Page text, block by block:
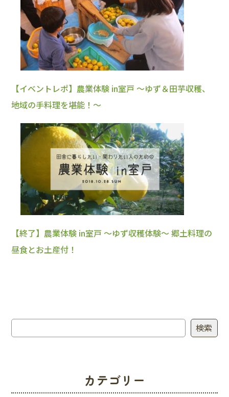
【イベントレポ】農業体験 in室戸 ～ゆず＆田芋収穫、
地域の手料理を堪能！～
【終了】農業体験 in室戸 ～ゆず収穫体験～ 郷土料理の
昼食とお土産付！
検索
カテゴリー